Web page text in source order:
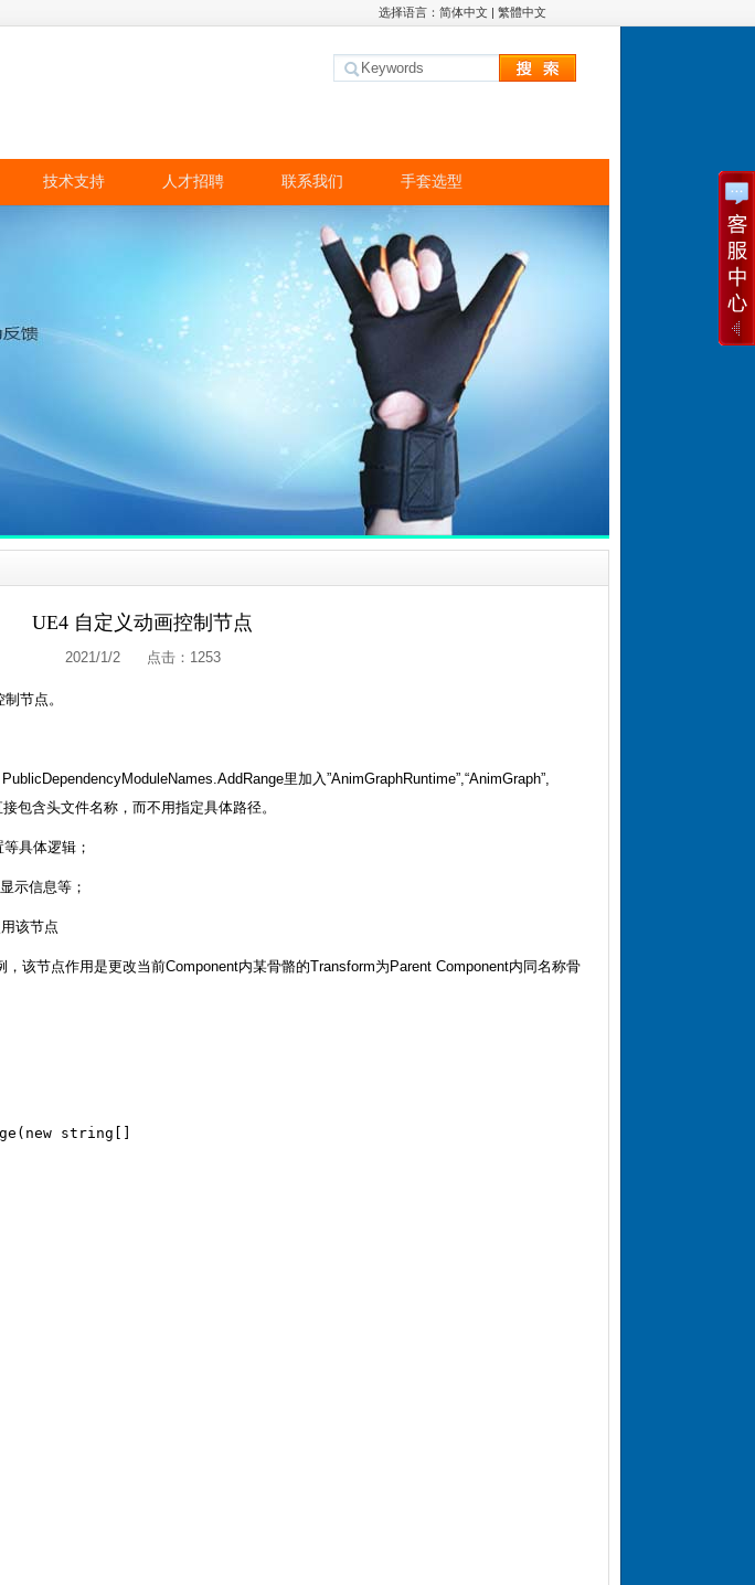
选择语言： 简体中文 | 繁體中文
技术支持 人才招聘 联系我们 手套选型
UE4 自定义动画控制节点
2021/1/2 点击： 1253
节点。
里加入”AnimGraphRuntime”,“AnimGraph”,
包含头文件名称，而不用指定具体路径。
具体逻辑；
示信息等；
该节点
该节点作用是更改当前Component内某骨骼的Transform为Parent Component内同名称骨
string[]